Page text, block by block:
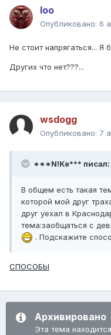
loo
Опубликовано: 6
Не стоит напрягаться... Я
Других что нет???...
wsdogg
Опубликовано: 7
***N!Ke*** писал:
В общем есть такая
которой мой друг
друг уехал в
тема:заобщаться с
. Подскажите
СПОСОБЫ
Архивировано
Эта тема